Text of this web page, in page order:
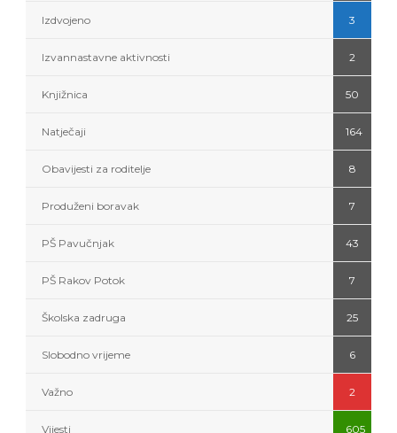
Izdvojeno 3
Izvannastavne aktivnosti 2
Knjižnica 50
Natječaji 164
Obavijesti za roditelje 8
Produženi boravak 7
PŠ Pavučnjak 43
PŠ Rakov Potok 7
Školska zadruga 25
Slobodno vrijeme 6
Važno 2
Vijesti 605